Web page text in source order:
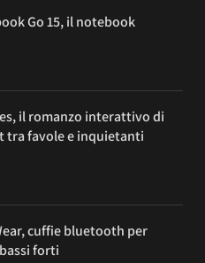
Go 15, il notebook
il romanzo interattivo di
tra favole e inquietanti
cuffie bluetooth per
forti